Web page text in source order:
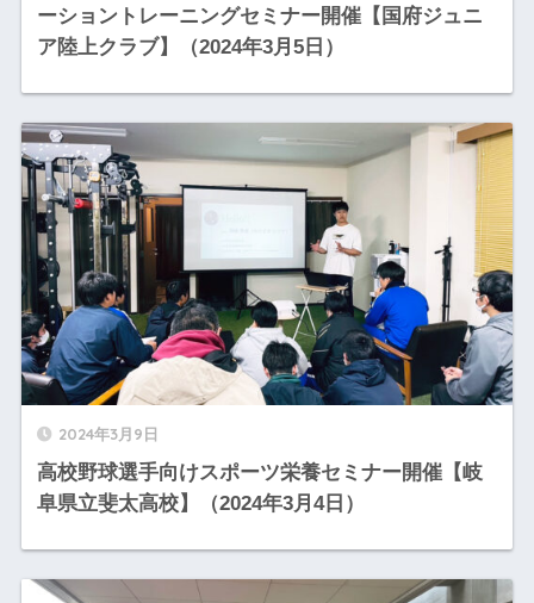
ーショントレーニングセミナー開催【国府ジュニ
ア陸上クラブ】（2024年3月5日）
2024年3月9日
高校野球選手向けスポーツ栄養セミナー開催【岐
阜県立斐太高校】（2024年3月4日）